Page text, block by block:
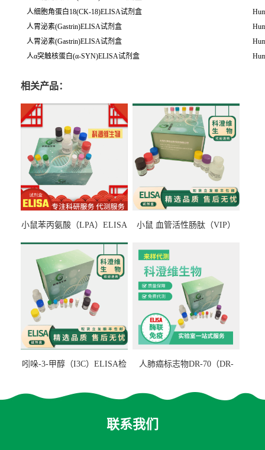
人细胞角蛋白18(CK-18)ELISA试剂盒
人胃泌素(Gastrin)ELISA试剂盒
人胃泌素(Gastrin)ELISA试剂盒
人α突触核蛋白(α-SYN)ELISA试剂盒
相关产品：
小鼠苯丙氨酸（LPA）ELISA
小鼠 血管活性肠肽（VIP）
吲哚-3-甲醇（I3C）ELISA检
人肺癌标志物DR-70（DR-
联系我们